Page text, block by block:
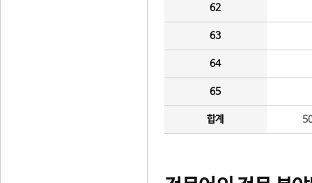
62
63
64
65
합계